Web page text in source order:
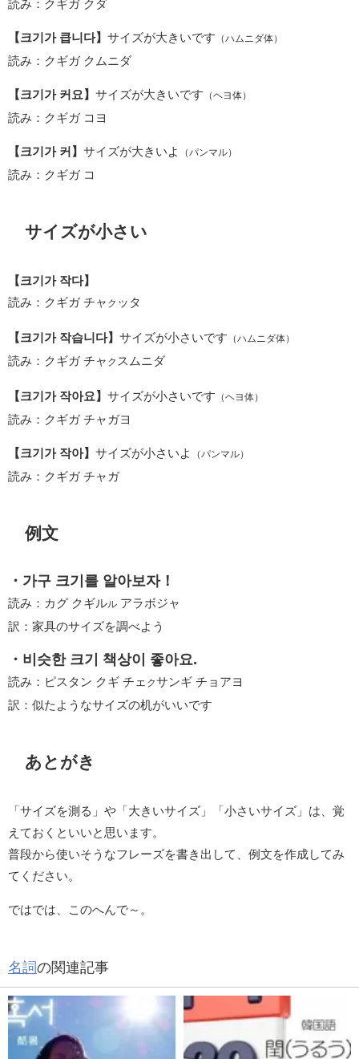
読み：クギガ クダ
【크기가 큽니다】 サイズが大きいです （ハムニダ体）
読み：クギガ クムニダ
【크기가 커요】 サイズが大きいです （ヘヨ体）
読み：クギガ コヨ
【크기가 커】 サイズが大きいよ （パンマル）
読み：クギガ コ
サイズが小さい
【크기가 작다】
読み：クギガ チャ ク ッタ
【크기가 작습니다】 サイズが小さいです （ハムニダ体）
読み：クギガ チャ ク スムニダ
【크기가 작아요】 サイズが小さいです （ヘヨ体）
読み：クギガ チャガヨ
【크기가 작아】 サイズが小さいよ （パンマル）
読み：クギガ チャガ
例文
・가구 크기를 알아보자！
読み：カグ クギルル アラボジャ
訳：家具のサイズを調べよう
・비슷한 크기 책상이 좋아요.
読み：ピスタン クギ チェ クサンギ チョアヨ
訳：似たようなサイズの机がいいです
あとがき
「サイズを測る」や「大きいサイズ」「小さいサイズ」は、覚
えておくといいと思います。
普段から使いそうなフレーズを書き出して、例文を作成してみ
てください。
ではでは、このへんで～。
名詞の関連記事